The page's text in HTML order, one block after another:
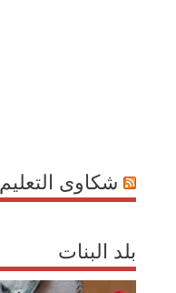
شكاوى التعليم
بلد البنات